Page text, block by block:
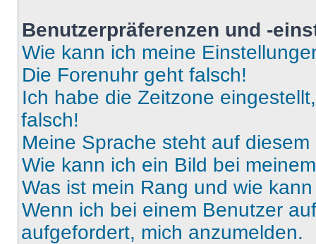
Benutzerpräferenzen und -
Wie kann ich meine
Die Forenuhr geht falsch!
Ich habe die Zeitzone
falsch!
Meine Sprache steht auf
Wie kann ich ein Bild bei
Was ist mein Rang und wie
Wenn ich bei einem Benutzer
aufgefordert, mich anzumelden.